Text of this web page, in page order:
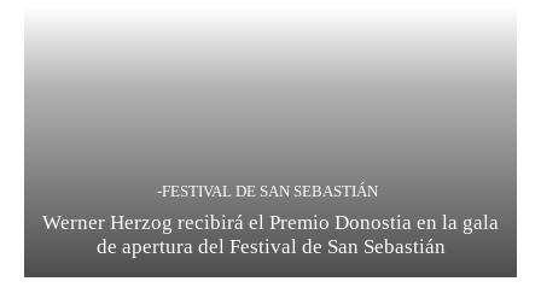
-FESTIVAL DE SAN SEBASTIÁN
Werner Herzog recibirá el Premio Donostia en la gala
de apertura del Festival de San Sebastián